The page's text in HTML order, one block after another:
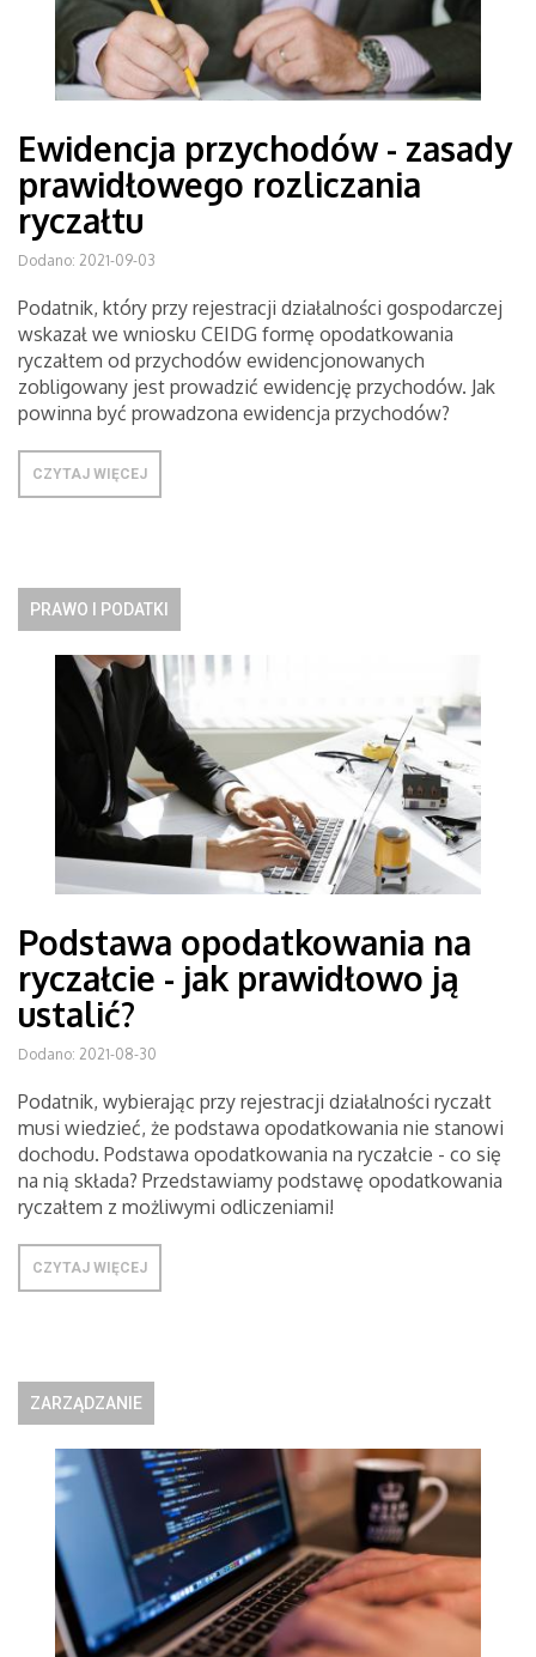
Ewidencja przychodów - zasady
prawidłowego rozliczania
ryczałtu
Dodano: 2021-09-03
Podatnik, który przy rejestracji działalności gospodarczej
wskazał we wniosku CEIDG formę opodatkowania
ryczałtem od przychodów ewidencjonowanych
zobligowany jest prowadzić ewidencję przychodów. Jak
powinna być prowadzona ewidencja przychodów?
CZYTAJ WIĘCEJ
PRAWO I PODATKI
Podstawa opodatkowania na
ryczałcie - jak prawidłowo ją
ustalić?
Dodano: 2021-08-30
Podatnik, wybierając przy rejestracji działalności ryczałt
musi wiedzieć, że podstawa opodatkowania nie stanowi
dochodu. Podstawa opodatkowania na ryczałcie - co się
na nią składa? Przedstawiamy podstawę opodatkowania
ryczałtem z możliwymi odliczeniami!
CZYTAJ WIĘCEJ
ZARZĄDZANIE